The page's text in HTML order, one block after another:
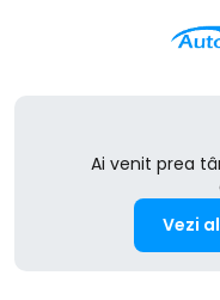
Ai venit prea
Vezi